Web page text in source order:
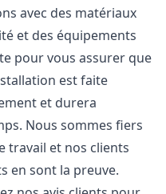
avec des matériaux
et des équipements
pour vous assurer que
est faite
et durera
Nous sommes fiers
travail et nos clients
en sont la preuve.